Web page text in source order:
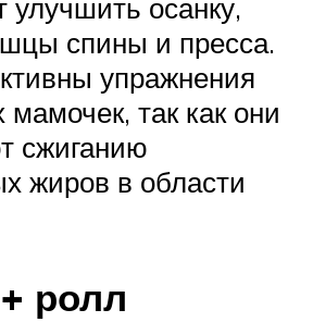
улучшить осанку,
спины и пресса.
упражнения
так как они
сжиганию
жиров в области
ролл